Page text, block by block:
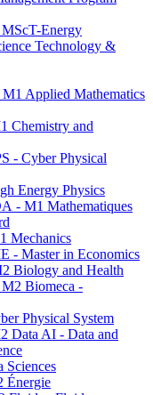
Energy
Technology &
Applied Mathematics
Chemistry and
- Cyber Physical
Energy Physics
- M1 Mathematiques
Mechanics
- Master in Economics
Biology and Health
Biomeca -
Physical System
Data AI - Data and
Sciences
Énergie